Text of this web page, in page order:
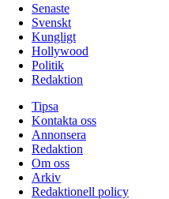
Senaste
Svenskt
Kungligt
Hollywood
Politik
Redaktion
Tipsa
Kontakta oss
Annonsera
Redaktion
Om oss
Arkiv
Redaktionell policy